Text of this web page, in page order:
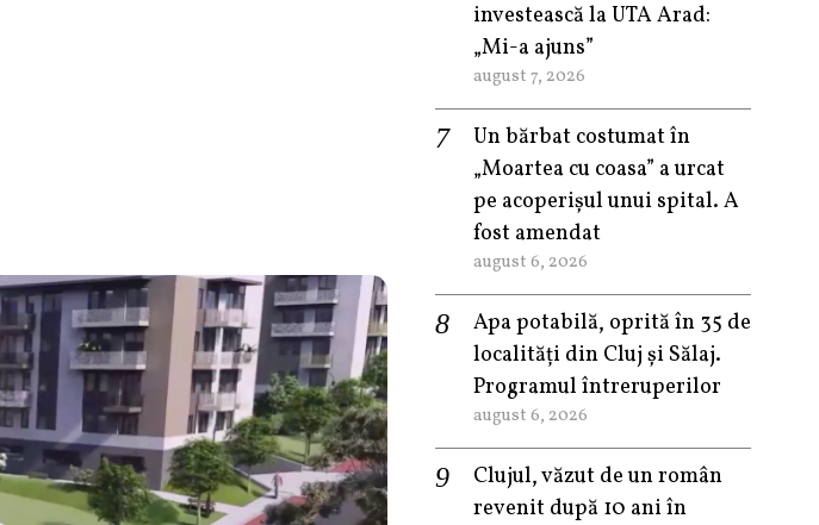
investească la UTA Arad:
„Mi-a ajuns”
august 7, 2026
Un bărbat costumat în
„Moartea cu coasa” a urcat
pe acoperișul unui spital. A
fost amendat
august 6, 2026
Apa potabilă, oprită în 35 de
localități din Cluj și Sălaj.
Programul întreruperilor
august 6, 2026
Clujul, văzut de un român
revenit după 10 ani în